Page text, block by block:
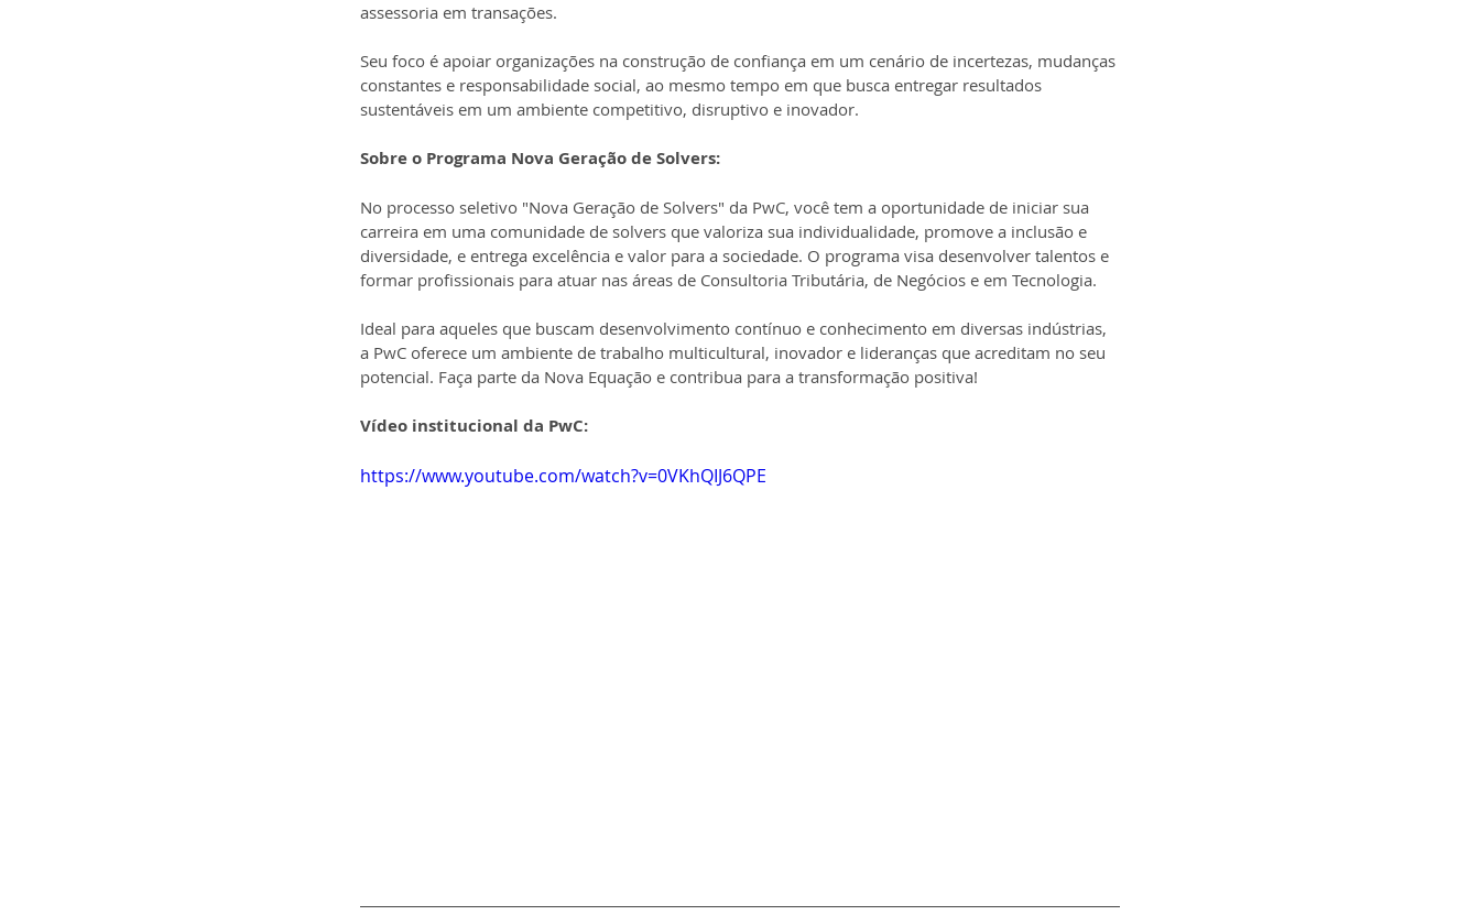
assessoria em transações.
Seu foco é apoiar organizações na construção de confiança em um cenário de incertezas, mudanças
constantes e responsabilidade social, ao mesmo tempo em que busca entregar resultados
sustentáveis em um ambiente competitivo, disruptivo e inovador.
Sobre o Programa Nova Geração de Solvers:
No processo seletivo "Nova Geração de Solvers" da PwC, você tem a oportunidade de iniciar sua
carreira em uma comunidade de solvers que valoriza sua individualidade, promove a inclusão e
diversidade, e entrega excelência e valor para a sociedade. O programa visa desenvolver talentos e
formar profissionais para atuar nas áreas de Consultoria Tributária, de Negócios e em Tecnologia.
Ideal para aqueles que buscam desenvolvimento contínuo e conhecimento em diversas indústrias,
a PwC oferece um ambiente de trabalho multicultural, inovador e lideranças que acreditam no seu
potencial. Faça parte da Nova Equação e contribua para a transformação positiva!
Vídeo institucional da PwC:
https://www.youtube.com/watch?v=0VKhQIJ6QPE